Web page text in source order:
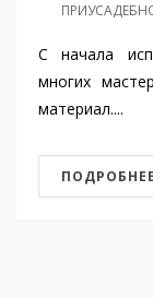
С начала
многих
материал....
ПОДРОБНЕЕ